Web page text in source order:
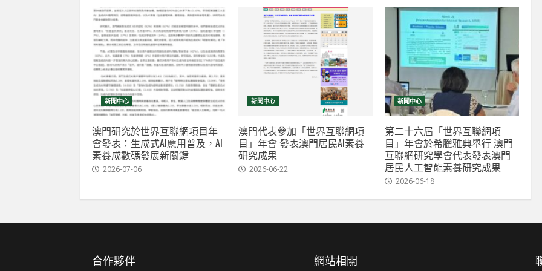
新聞中心
澳門研究於世界互聯網項目年
會發表：生成式AI應用普及，AI
素養成數碼發展新關鍵
2026-07-06
新聞中心
澳門代表參加「世界互聯網項
目」年會 發表澳門居民AI素養
研究成果
2026-06-22
新聞中心
第二十六屆「世界互聯網項
目」年會於希臘雅典舉行 澳門
互聯網研究學會代表發表澳門
居民人工智能素養研究成果
2026-06-18
合作夥伴 網站相關